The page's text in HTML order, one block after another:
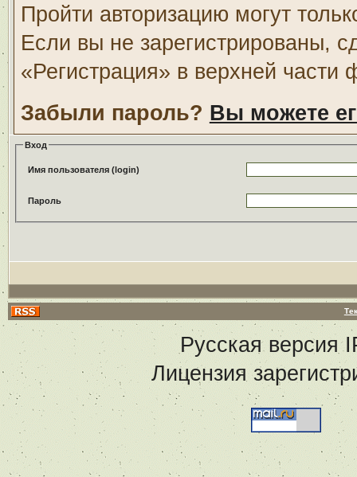
Пройти авторизацию могут
Если вы не зарегистрированы,
«Регистрация» в верхней части
Забыли пароль? Вы можете
Вход
Имя пользователя (login)
Пароль
Русская версия
Лицензия